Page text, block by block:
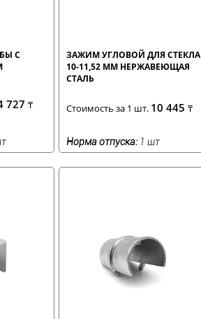
С
727 ₸
ЗАЖИМ УГЛОВОЙ ДЛЯ СТЕКЛА
10-11,52 ММ НЕРЖАВЕЮЩАЯ
СТАЛЬ
Стоимость за 1 шт. 10 445 ₸
Норма отпуска:1 шт